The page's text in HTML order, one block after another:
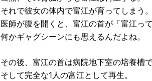
それで彼女の体内で富江が育ってしまう。
医師が腹を開くと、富江の首が「富江っ
何かギャグシーンにも思えるんだよね。
その後、富江の首は病院地下室の培養槽
そして完全な1人の富江として再生。